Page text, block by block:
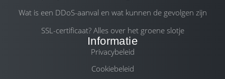
Wat is een DDoS-aanval en wat kunnen de gevolgen zijn
SSL-certificaat? Alles over het groene slotje
Informatie
Privacybeleid
Cookiebeleid